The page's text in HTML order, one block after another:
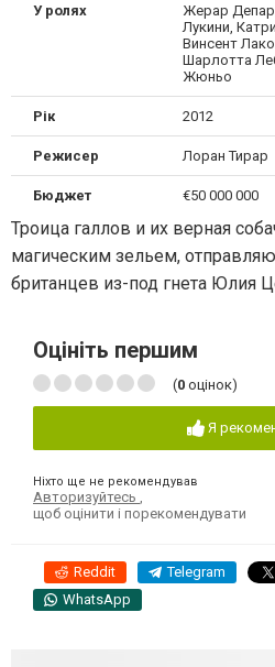
У ролях
Жерар
Лукини,
Винсент
Шарлотта
Жюньо
Рік 2012
Режисер Лоран Тирар
Бюджет €50 000 000
Троица галлов и их верная
магическим зельем,
британцев из-под гнета Юлия
Оцініть першим
(0 оцінок)
Я
Ніхто ще не рекомендував
Авторизуйтесь ,
щоб оцінити і порекомендувати
Reddit Telegram
WhatsApp